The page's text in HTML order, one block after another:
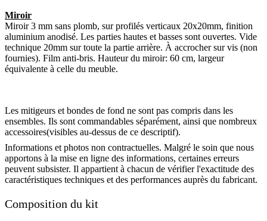
Miroir
Miroir 3 mm sans plomb, sur profilés verticaux 20x20mm, finition
aluminium anodisé. Les parties hautes et basses sont ouvertes. Vide
technique 20mm sur toute la partie arrière. À accrocher sur vis (non
fournies). Film anti-bris. Hauteur du miroir: 60 cm, largeur
équivalente à celle du meuble.
Les mitigeurs et bondes de fond ne sont pas compris dans les
ensembles. Ils sont commandables séparément, ainsi que nombreux
accessoires(visibles au-dessus de ce descriptif).
Informations et photos non contractuelles. Malgré le soin que nous
apportons à la mise en ligne des informations, certaines erreurs
peuvent subsister. Il appartient à chacun de vérifier l'exactitude des
caractéristiques techniques et des performances auprès du fabricant.
Composition du kit